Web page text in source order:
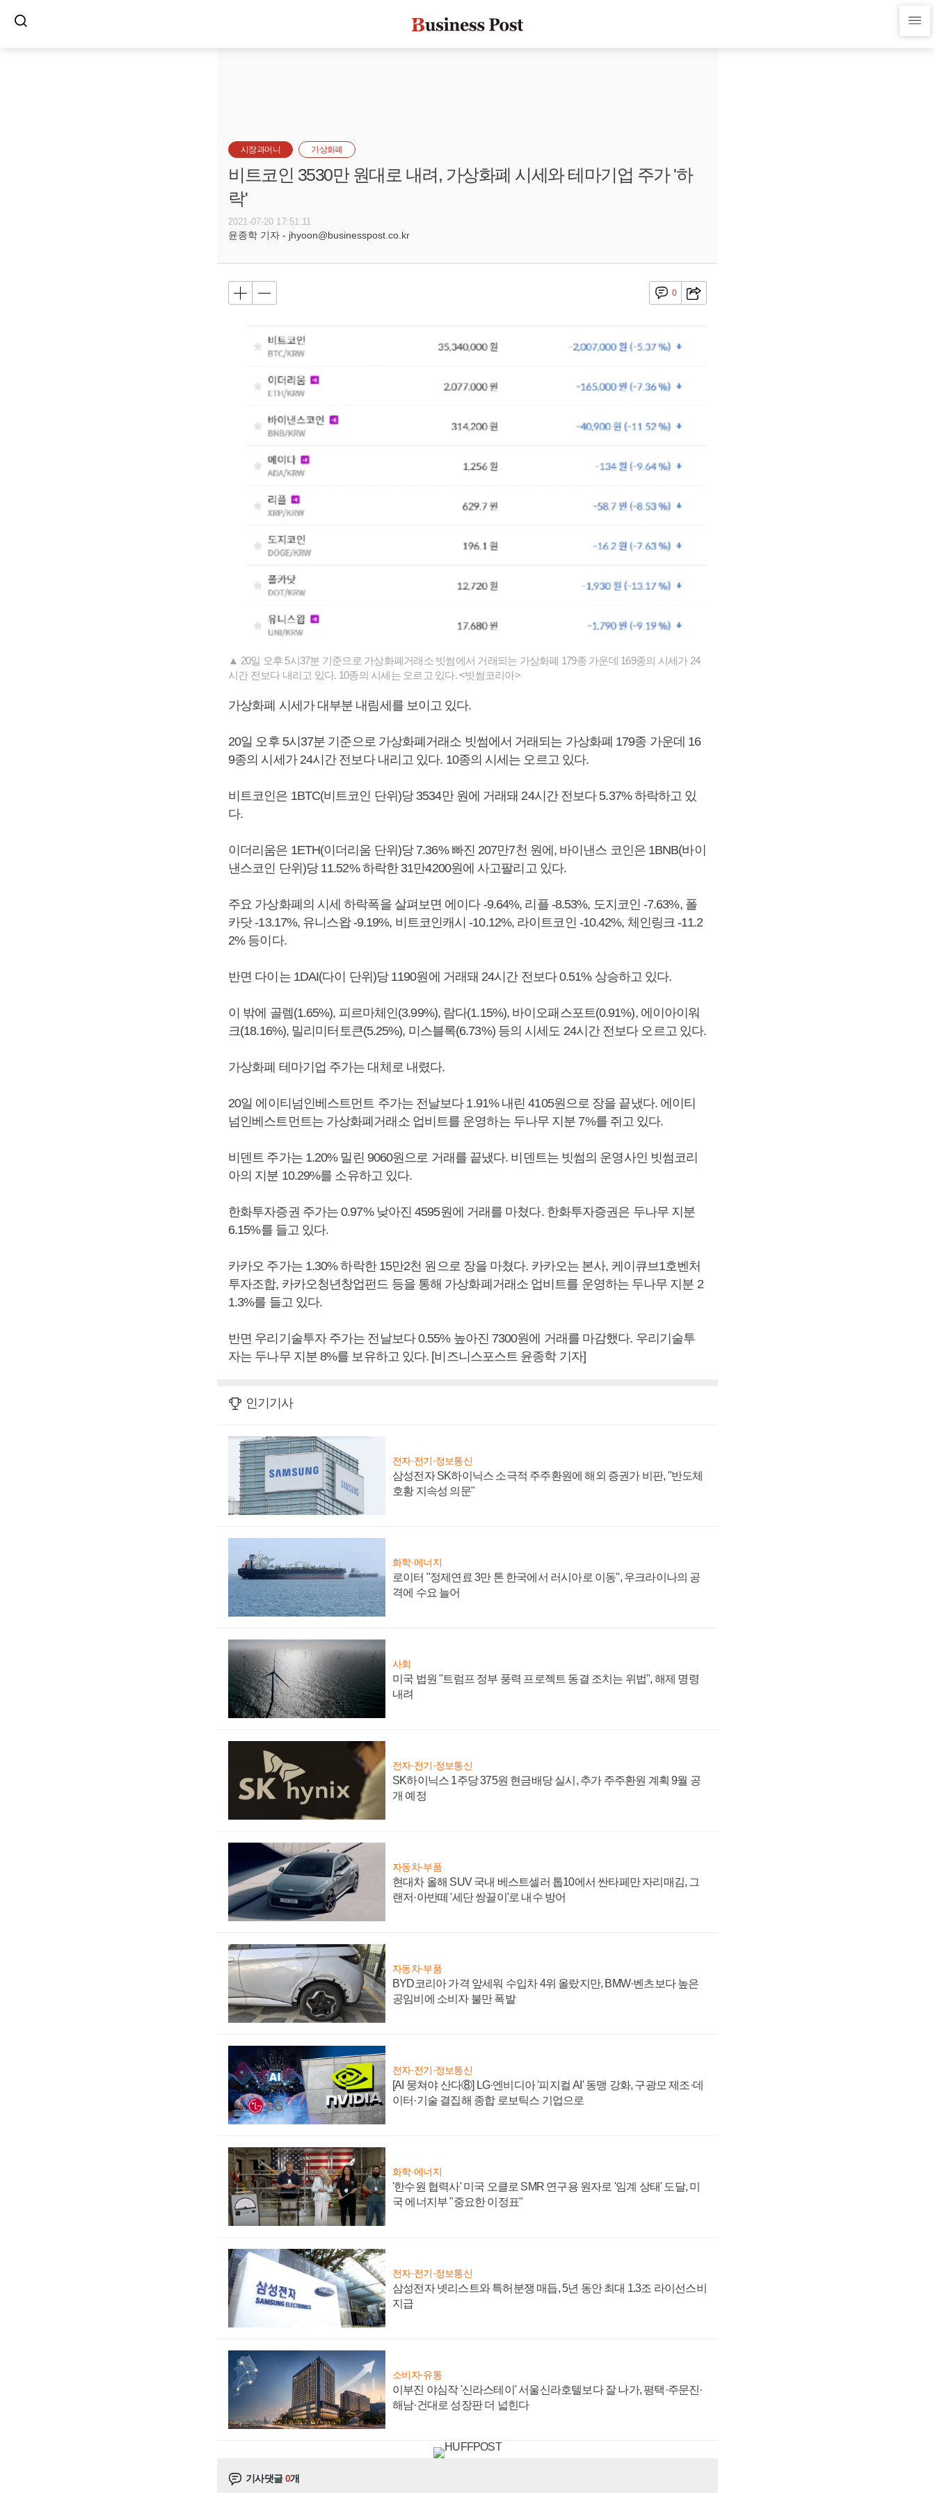
시장과머니 가상화폐
비트코인 3530만 원대로 내려, 가상화폐 시세와 테마기업 주가 '하
락'
2021-07-20 17:51:11
윤종학 기자 - jhyoon@businesspost.co.kr
0
▲ 20일 오후 5시37분 기준으로 가상화폐거래소 빗썸에서 거래되는 가상화폐 179종 가운데 169종의 시세가 24
시간 전보다 내리고 있다. 10종의 시세는 오르고 있다. <빗썸코리아>
가상화폐 시세가 대부분 내림세를 보이고 있다.
20일 오후 5시37분 기준으로 가상화폐거래소 빗썸에서 거래되는 가상화폐 179종 가운데 16
9종의 시세가 24시간 전보다 내리고 있다. 10종의 시세는 오르고 있다.
비트코인은 1BTC(비트코인 단위)당 3534만 원에 거래돼 24시간 전보다 5.37% 하락하고 있
다.
이더리움은 1ETH(이더리움 단위)당 7.36% 빠진 207만7천 원에, 바이낸스 코인은 1BNB(바이
낸스코인 단위)당 11.52% 하락한 31만4200원에 사고팔리고 있다.
주요 가상화폐의 시세 하락폭을 살펴보면 에이다 -9.64%, 리플 -8.53%, 도지코인 -7.63%, 폴
카닷 -13.17%, 유니스왑 -9.19%, 비트코인캐시 -10.12%, 라이트코인 -10.42%, 체인링크 -11.2
2% 등이다.
반면 다이는 1DAI(다이 단위)당 1190원에 거래돼 24시간 전보다 0.51% 상승하고 있다.
이 밖에 골렘(1.65%), 피르마체인(3.99%), 람다(1.15%), 바이오패스포트(0.91%), 에이아이워
크(18.16%), 밀리미터토큰(5.25%), 미스블록(6.73%) 등의 시세도 24시간 전보다 오르고 있다.
가상화폐 테마기업 주가는 대체로 내렸다.
20일 에이티넘인베스트먼트 주가는 전날보다 1.91% 내린 4105원으로 장을 끝냈다. 에이티
넘인베스트먼트는 가상화폐거래소 업비트를 운영하는 두나무 지분 7%를 쥐고 있다.
비덴트 주가는 1.20% 밀린 9060원으로 거래를 끝냈다. 비덴트는 빗썸의 운영사인 빗썸코리
아의 지분 10.29%를 소유하고 있다.
한화투자증권 주가는 0.97% 낮아진 4595원에 거래를 마쳤다. 한화투자증권은 두나무 지분
6.15%를 들고 있다.
카카오 주가는 1.30% 하락한 15만2천 원으로 장을 마쳤다. 카카오는 본사, 케이큐브1호벤처
투자조합, 카카오청년창업펀드 등을 통해 가상화폐거래소 업비트를 운영하는 두나무 지분 2
1.3%를 들고 있다.
반면 우리기술투자 주가는 전날보다 0.55% 높아진 7300원에 거래를 마감했다. 우리기술투
자는 두나무 지분 8%를 보유하고 있다. [비즈니스포스트 윤종학 기자]
인기기사
전자·전기·정보통신
삼성전자 SK하이닉스 소극적 주주환원에 해외 증권가 비판, "반도체
호황 지속성 의문"
화학·에너지
로이터 "정제연료 3만 톤 한국에서 러시아로 이동", 우크라이나의 공
격에 수요 늘어
사회
미국 법원 "트럼프 정부 풍력 프로젝트 동결 조치는 위법", 해제 명령
내려
전자·전기·정보통신
SK하이닉스 1주당 375원 현금배당 실시, 추가 주주환원 계획 9월 공
개 예정
자동차·부품
현대차 올해 SUV 국내 베스트셀러 톱10에서 싼타페만 자리매김, 그
랜저·아반떼 '세단 쌍끌이'로 내수 방어
자동차·부품
BYD코리아 가격 앞세워 수입차 4위 올랐지만, BMW·벤츠보다 높은
공임비에 소비자 불만 폭발
전자·전기·정보통신
[AI 뭉쳐야 산다⑧] LG·엔비디아 '피지컬 AI' 동맹 강화, 구광모 제조·데
이터·기술 결집해 종합 로보틱스 기업으로
화학·에너지
'한수원 협력사' 미국 오클로 SMR 연구용 원자로 '임계 상태' 도달, 미
국 에너지부 "중요한 이정표"
전자·전기·정보통신
삼성전자 넷리스트와 특허분쟁 매듭, 5년 동안 최대 1.3조 라이선스비
지급
소비자·유통
이부진 야심작 '신라스테이' 서울신라호텔보다 잘 나가, 평택·주문진·
해남·건대로 성장판 더 넓힌다
기사댓글0개